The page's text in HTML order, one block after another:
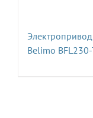
Belimo